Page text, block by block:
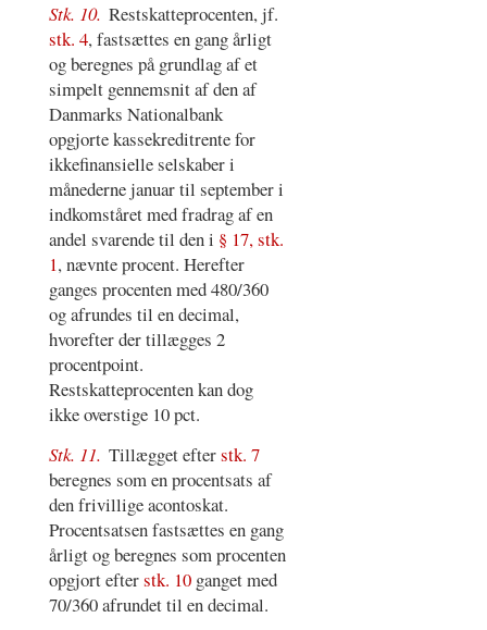
Stk. 10. Restskatteprocenten, jf.
stk. 4, fastsættes en gang årligt
og beregnes på grundlag af et
simpelt gennemsnit af den af
Danmarks Nationalbank
opgjorte kassekreditrente for
ikkefinansielle selskaber i
månederne januar til september i
indkomståret med fradrag af en
andel svarende til den i § 17, stk.
1, nævnte procent. Herefter
ganges procenten med 480/360
og afrundes til en decimal,
hvorefter der tillægges 2
procentpoint.
Restskatteprocenten kan dog
ikke overstige 10 pct.
Stk. 11. Tillægget efterstk. 7
beregnes som en procentsats af
den frivillige acontoskat.
Procentsatsen fastsættes en gang
årligt og beregnes som procenten
opgjort efterstk. 10ganget med
70/360 afrundet til en decimal.